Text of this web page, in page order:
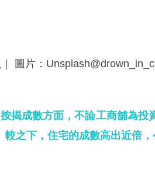
圖片：
按揭成數方面，不論工商舖為投
較之下，住宅的成數高出近倍，